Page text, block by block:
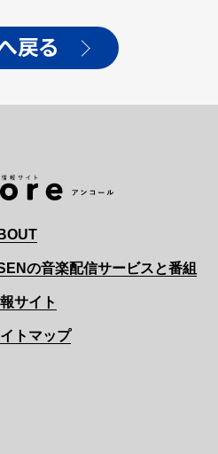
戻る
の音楽配信サービスと番組
サイト
トマップ